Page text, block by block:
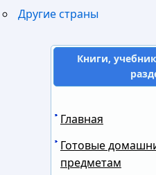
Другие страны
Книги,
Главная
Готовые
предметам